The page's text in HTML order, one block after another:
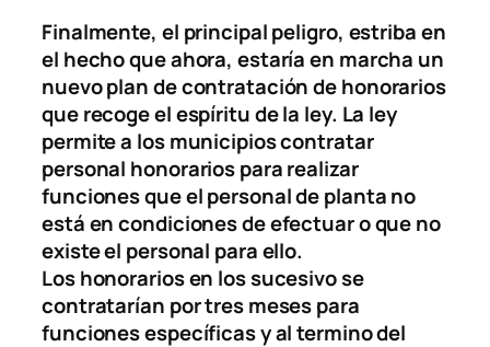
Finalmente, el principal peligro, estriba en
el hecho que ahora, estaría en marcha un
nuevo plan de contratación de honorarios
que recoge el espíritu de la ley. La ley
permite a los municipios contratar
personal honorarios para realizar
funciones que el personal de planta no
está en condiciones de efectuar o que no
existe el personal para ello.
Los honorarios en los sucesivo se
contratarían por tres meses para
funciones específicas y al termino del